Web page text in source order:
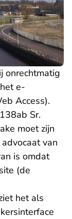
onrechtmatig
e-
Access).
Sr.
moet zijn
van
is omdat
(de
het als